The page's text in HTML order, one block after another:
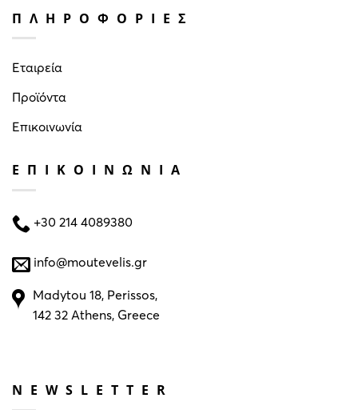
ΠΛΗΡΟΦΟΡΙΕΣ
Εταιρεία
Προϊόντα
Επικοινωνία
ΕΠΙΚΟΙΝΩΝΙΑ
+30 214 4089380
info@moutevelis.gr
Madytou 18, Perissos,
142 32 Athens, Greece
NEWSLETTER